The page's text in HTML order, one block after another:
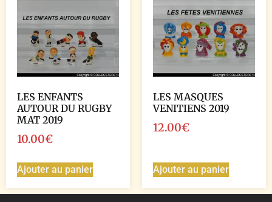
LES ENFANTS
AUTOUR DU RUGBY
MAT 2019
10.00€
Ajouter au panier
LES MASQUES
VENITIENS 2019
12.00€
Ajouter au panier